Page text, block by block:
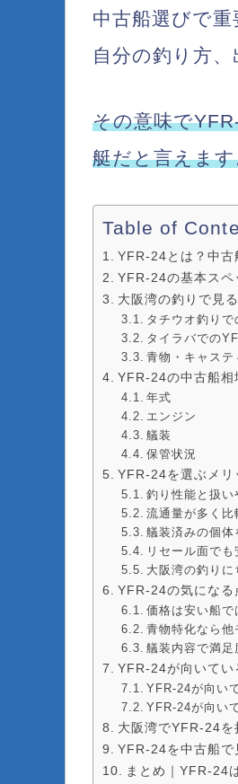
中古船選びで
自分の釣り方
その意味で
艇だと言えま
Table of
YFR-24とは？中古
YFR-24の基本スペ
大阪湾の釣りで見
タチウオ釣り
タイラバでの
青物・キャス
YFR-24の中古船相
年式
エンジン
艤装
保管状況
YFR-24を選ぶメリ
釣り性能と扱
流通量が多く比
艤装済みの個体
リセール面で
大阪湾の釣りに
YFR-24の気になる
価格は安い船で
青物特化なら
艤装内容で満足
YFR-24が向いてい
YFR-24が向い
YFR-24が向い
大阪湾でYFR-24を
YFR-24を中古船で
まとめ｜YFR-24